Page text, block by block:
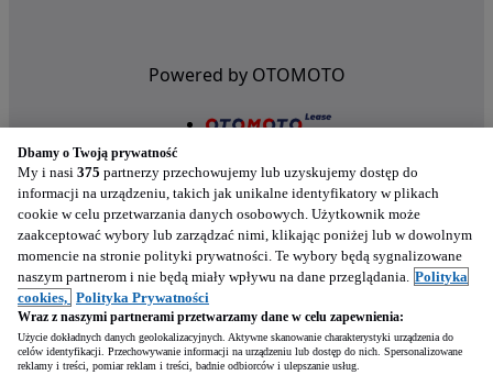
Powered by OTOMOTO
Nasze aplikacje w twoim telefonie
Dbamy o Twoją prywatność
My i nasi 375 partnerzy przechowujemy lub uzyskujemy dostęp do
informacji na urządzeniu, takich jak unikalne identyfikatory w plikach
cookie w celu przetwarzania danych osobowych. Użytkownik może
zaakceptować wybory lub zarządzać nimi, klikając poniżej lub w dowolnym
momencie na stronie polityki prywatności. Te wybory będą sygnalizowane
naszym partnerom i nie będą miały wpływu na dane przeglądania. Polityka
cookies, Polityka Prywatności
Wraz z naszymi partnerami przetwarzamy dane w celu zapewnienia:
Użycie dokładnych danych geolokalizacyjnych. Aktywne skanowanie charakterystyki urządzenia do
celów identyfikacji. Przechowywanie informacji na urządzeniu lub dostęp do nich. Spersonalizowane
reklamy i treści, pomiar reklam i treści, badnie odbiorców i ulepszanie usług.